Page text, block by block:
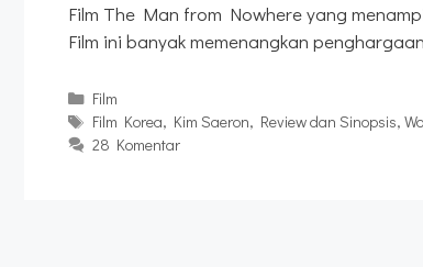
Film The Man from Nowhere yang
Film ini banyak memenangkan
Kategori
Film
Tag
Film Korea, Kim Saeron, Review dan Sinopsis,
28 Komentar